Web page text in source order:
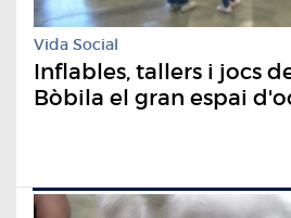
Vida Social
Inflables, tallers i jocs
Bòbila el gran espai